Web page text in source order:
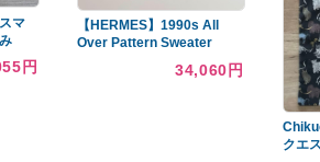
すすめ商品